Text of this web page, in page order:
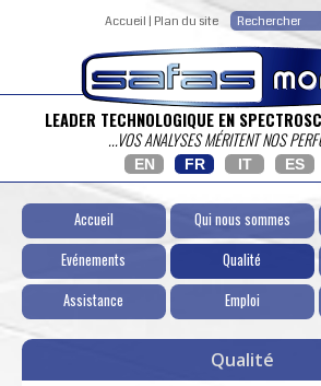
Accueil | Plan du site
LEADER TECHNOLOGIQUE EN
...VOS ANALYSES MÉRITENT NOS
EN FR IT ES
Accueil Qui nous sommes
Evénements
Qualité
Assistance
Emploi
Qualité